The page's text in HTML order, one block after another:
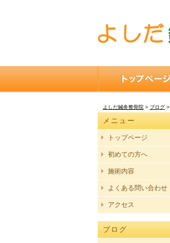
よしだ鍼灸整骨院 > ブログ >
メニュー
トップページ
初めての方へ
施術内容
よくある問い合わせ
アクセス
ブログ